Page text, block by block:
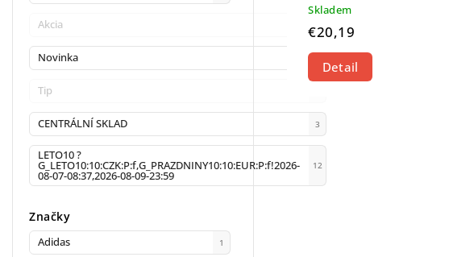
Akcia
Novinka
Tip
CENTRÁLNÍ SKLAD 3
LETO10 ?
G_LETO10:10:CZK:P:f,G_PRAZDNINY10:10:EUR:P:f!2026-
08-07-08:37,2026-08-09-23:59
12
Značky
Adidas 1
Skladem
€20,19
Detail